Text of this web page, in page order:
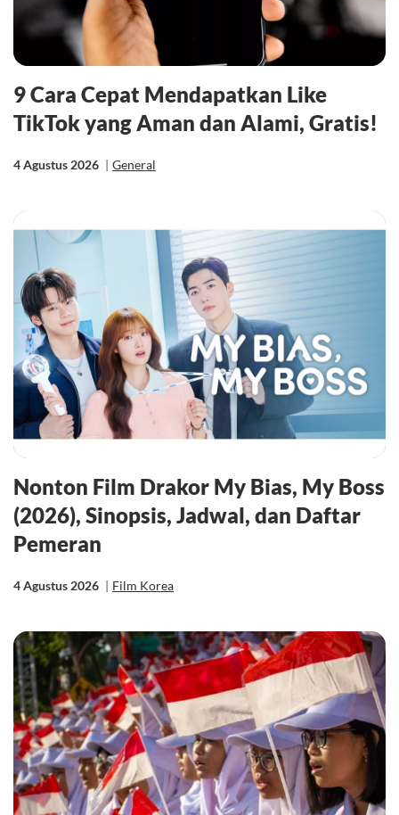
9 Cara Cepat Mendapatkan Like
TikTok yang Aman dan Alami, Gratis!
4 Agustus 2026 | General
Nonton Film Drakor My Bias, My Boss
(2026), Sinopsis, Jadwal, dan Daftar
Pemeran
4 Agustus 2026 | Film Korea